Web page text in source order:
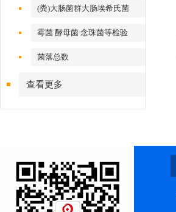
(粪)大肠菌群大肠埃希氏菌
霉菌 酵母菌 念珠菌等检验
菌落总数
查看更多